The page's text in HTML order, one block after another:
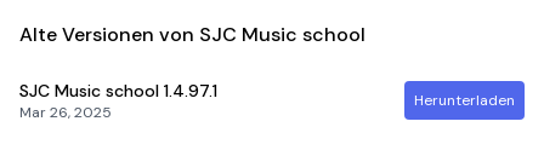
Alte Versionen von SJC Music school
SJC Music school 1.4.97.1
Mar 26, 2025
Herunterladen